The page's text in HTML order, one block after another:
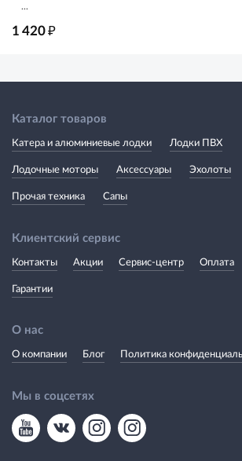
...
1 420₽
Каталог товаров
Катера и алюминиевые лодки Лодки ПВХ
Лодочные моторы Аксессуары Эхолоты
Прочая техника Сапы
Клиентский сервис
Контакты Акции Сервис-центр Оплата
Гарантии
О нас
О компании Блог Политика
Мы в соцсетях